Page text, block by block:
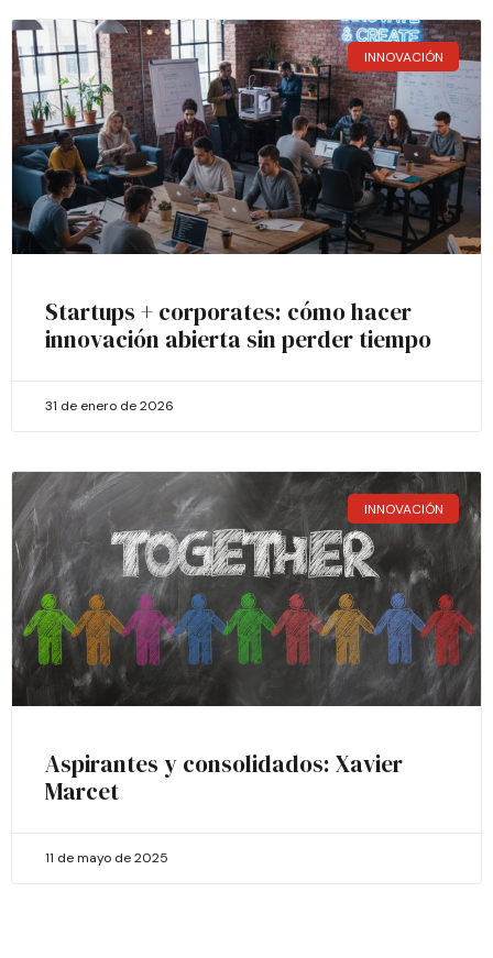
INNOVACIÓN
Startups + corporates: cómo hacer
innovación abierta sin perder tiempo
31 de enero de 2026
INNOVACIÓN
Aspirantes y consolidados: Xavier
Marcet
11 de mayo de 2025